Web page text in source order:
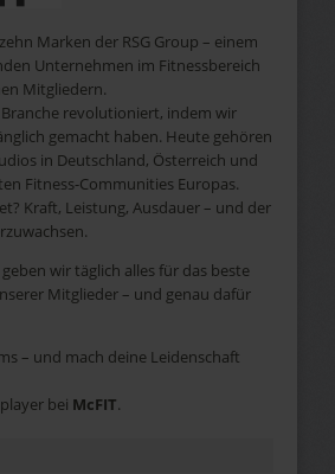
Marken der RSG Group – einem
Unternehmen im Fitnessbereich
Mitgliedern.
revolutioniert, indem wir
gemacht haben. Heute gehören
in Deutschland, Österreich und
Fitness-Communities Europas.
Kraft, Leistung, Ausdauer – und der
wir täglich alles für das beste
Mitglieder – und genau dafür
– und mach deine Leidenschaft
bei McFIT.